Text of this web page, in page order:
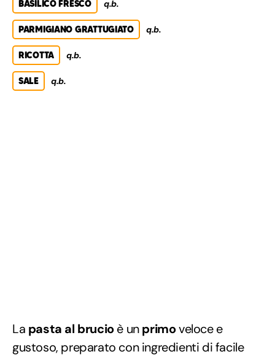
BASILICO FRESCO q.b.
PARMIGIANO GRATTUGIATO q.b.
RICOTTA q.b.
SALE q.b.
La pasta al brucioè unprimoveloce e
gustoso, preparato con ingredienti di facile